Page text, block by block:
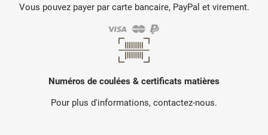
Vous pouvez payer par carte bancaire, PayPal et virement.
Numéros de coulées & certificats matières
Pour plus d'informations, contactez-nous.